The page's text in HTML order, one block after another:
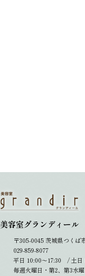
美容室グランディール
〒305-0045 茨城県つくば
029-859-8077
平日 10:00～17:30 / 土日
毎週火曜日・第2、第3水